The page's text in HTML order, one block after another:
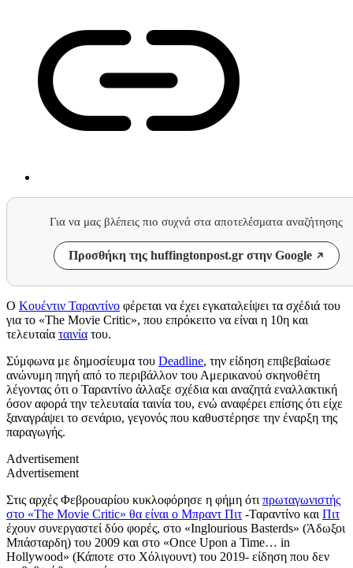
Για να μας βλέπεις πιο συχνά στα αποτελέσματα αναζήτησης
Προσθήκη της huffingtonpost.gr στην Google
Ο Κουέντιν Ταραντίνο φέρεται να έχει εγκαταλείψει τα σχέδιά του
για το «The Movie Critic», που επρόκειτο να είναι η 10η και
τελευταία ταινία του.
Σύμφωνα με δημοσίευμα του Deadline, την είδηση επιβεβαίωσε
ανώνυμη πηγή από το περιβάλλον του Αμερικανού σκηνοθέτη
λέγοντας ότι ο Ταραντίνο άλλαξε σχέδια και αναζητά εναλλακτική
όσον αφορά την τελευταία ταινία του, ενώ αναφέρει επίσης ότι είχε
ξαναγράψει το σενάριο, γεγονός που καθυστέρησε την έναρξη της
παραγωγής.
Advertisement
Advertisement
Στις αρχές Φεβρουαρίου κυκλοφόρησε η φήμη ότι πρωταγωνιστής
στο «The Movie Critic» θα είναι ο Μπραντ Πιτ -Ταραντίνο και Πιτ
έχουν συνεργαστεί δύο φορές, στο «Inglourious Basterds» (Άδωξοι
Μπάσταρδη) του 2009 και στο «Once Upon a Time… in
Hollywood» (Κάποτε στο Χόλιγουντ) του 2019- είδηση που δεν